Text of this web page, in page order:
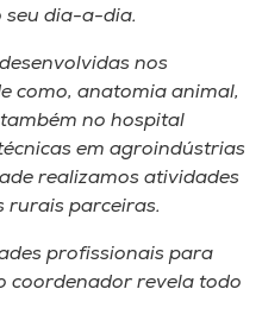
seu dia-a-dia.
nos
como, anatomia animal,
no hospital
em agroindústrias
realizamos atividades
rurais parceiras.
profissionais para
coordenador revela todo